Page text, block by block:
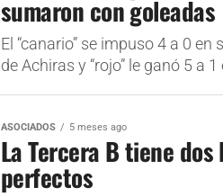
sumaron con goleadas
El “canario” se impuso 4 a 0
de Achiras y “rojo” le ganó 5 a
ASOCIADOS 5 meses ago
La Tercera B tiene
perfectos